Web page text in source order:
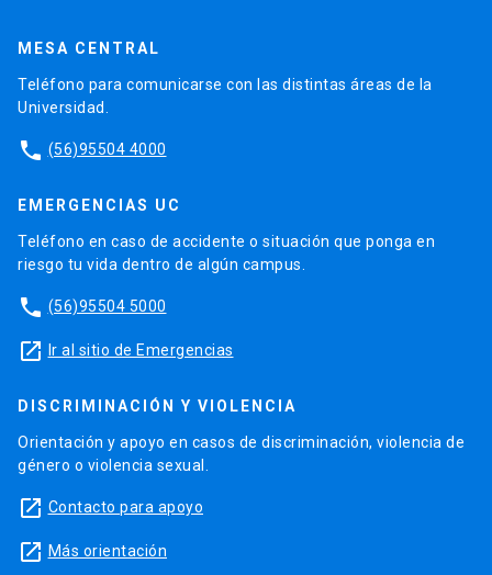
MESA CENTRAL
Teléfono para comunicarse con las distintas áreas de la
Universidad.
phone (56)95504 4000
EMERGENCIAS UC
Teléfono en caso de accidente o situación que ponga en
riesgo tu vida dentro de algún campus.
phone (56)95504 5000
launch Ir al sitio de Emergencias
DISCRIMINACIÓN Y VIOLENCIA
Orientación y apoyo en casos de discriminación, violencia de
género o violencia sexual.
launch Contacto para apoyo
launch Más orientación